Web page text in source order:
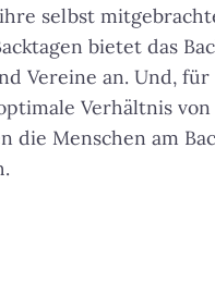
selbst
bietet das
Vereine an. Und,
Verhältnis
Menschen am